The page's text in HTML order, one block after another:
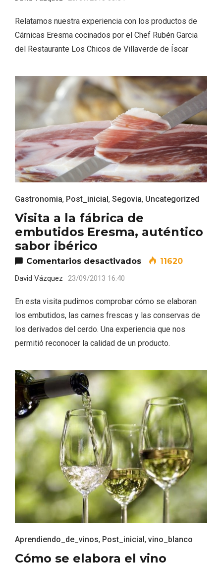
Relatamos nuestra experiencia con los productos de
Cárnicas Eresma cocinados por el Chef Rubén Garcia
del Restaurante Los Chicos de Villaverde de Íscar
Gastronomia, Post_inicial, Segovia, Uncategorized
Visita a la fábrica de
embutidos Eresma, auténtico
sabor ibérico
Comentarios desactivadosen Visita a la
11620
David Vázquez 23/09/2013 16:40
En esta visita pudimos comprobar cómo se elaboran
los embutidos, las carnes frescas y las conservas de
los derivados del cerdo. Una experiencia que nos
permitió reconocer la calidad de un producto.
Aprendiendo_de_vinos, Post_inicial, vino_blanco
Cómo se elabora el vino
Enoturismo visitando la Bodega Museo
La Olmilla, en Peñafiel
Paseo nocturno por Valladolid
IGP Morcilla de Burgos triunfó en el
Salón Gourmet 2026